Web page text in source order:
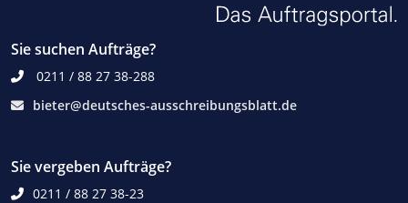
Sie suchen Aufträge?
0211 / 88 27 38-288
bieter@deutsches-ausschreibungsblatt.de
Sie vergeben Aufträge?
0211 / 88 27 38-23